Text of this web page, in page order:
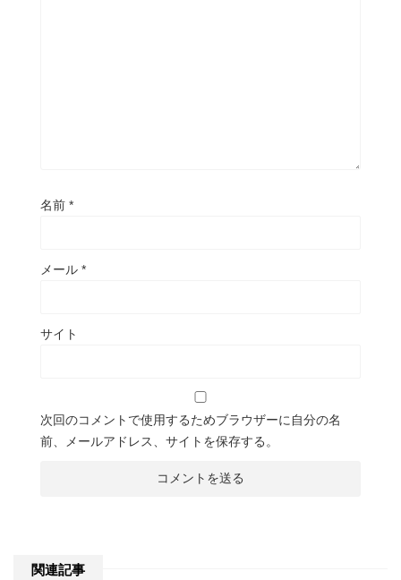
名前 *
メール *
サイト
次回のコメントで使用するためブラウザーに自分の名
前、メールアドレス、サイトを保存する。
関連記事